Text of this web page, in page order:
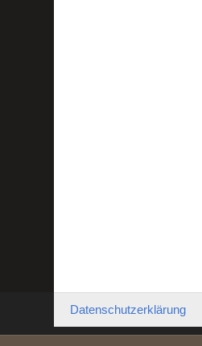
Datenschutzerklärung